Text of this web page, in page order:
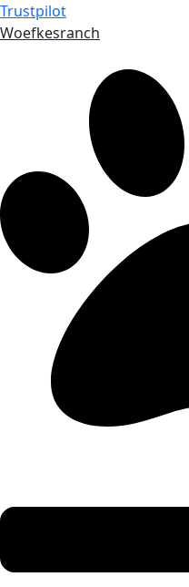
Trustpilot
Woefkesranch